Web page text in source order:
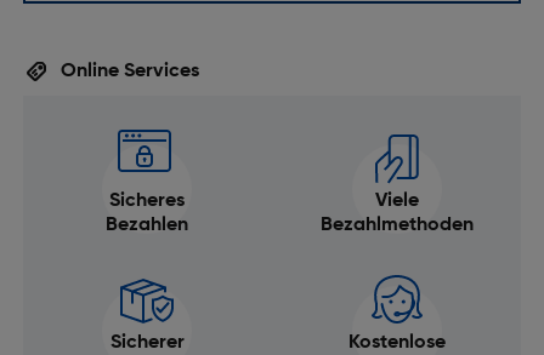
Online Services
Sicheres
Bezahlen
Viele
Bezahlmethoden
Sicherer
Kostenlose